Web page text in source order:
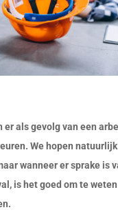
er als gevolg van een
We hopen
wanneer er sprake is
is het goed om te